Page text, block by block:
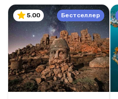
9 ночи 10 дней
5.00 Бестселлер